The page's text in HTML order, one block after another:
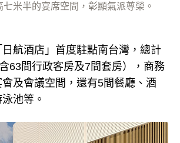
米半的宴席空間，彰顯氣派尊榮。
航酒店」首度駐點南台灣，總計
63間行政客房及7間套房），商務
及會議空間，還有5間餐廳、酒
池等。